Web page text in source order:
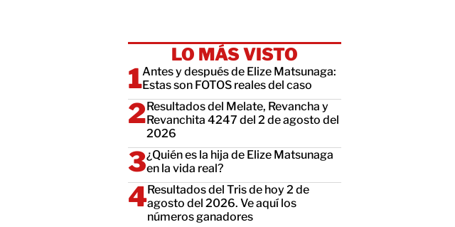
LO MÁS VISTO
Antes y después de Elize Matsunaga:
Estas son FOTOS reales del caso
Resultados del Melate, Revancha y
Revanchita 4247 del 2 de agosto del
2026
¿Quién es la hija de Elize Matsunaga
en la vida real?
Resultados del Tris de hoy 2 de
agosto del 2026. Ve aquí los
números ganadores